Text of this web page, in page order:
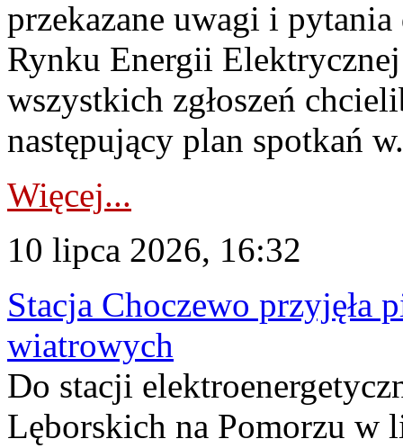
przekazane uwagi i
Rynku Energii
wszystkich zgłoszeń
następujący plan spotkań
Więcej...
10 lipca 2026, 16:32
Stacja Choczewo przyjęła
wiatrowych
Do stacji
Lęborskich na Pomorzu w